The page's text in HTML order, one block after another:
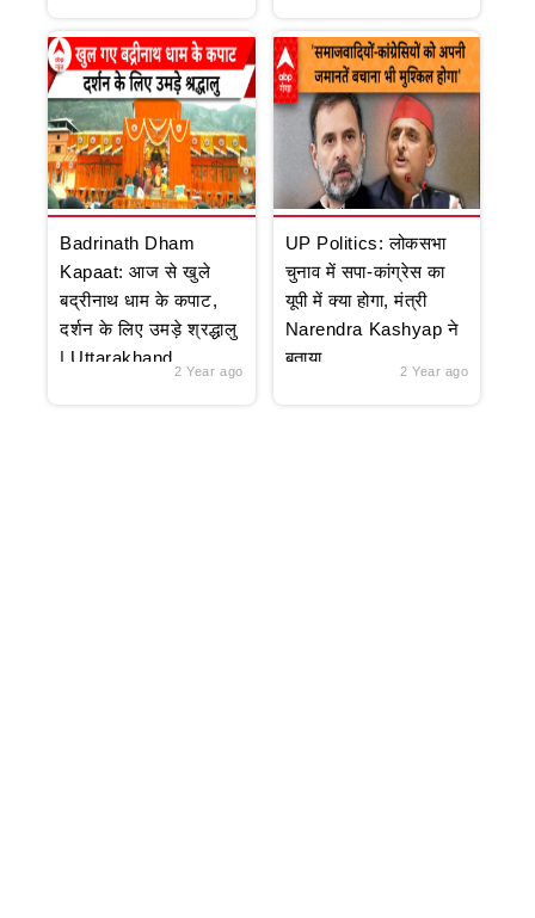
Badrinath Dham
Kapaat: आज से खुले
बद्रीनाथ धाम के कपाट,
दर्शन के लिए उमड़े श्रद्धालु
| Uttarakhand
2 Year ago
UP Politics: लोकसभा
चुनाव में सपा-कांग्रेस का
यूपी में क्या होगा, मंत्री
Narendra Kashyap ने
बताया
2 Year ago